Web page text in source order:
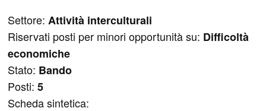
Settore: Attività interculturali
Riservati posti per minori opportunità su: Difficoltà
economiche
Stato: Bando
Posti:5
Scheda sintetica: